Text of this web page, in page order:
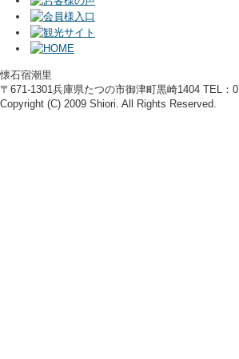
懐石宿潮里
〒671-1301兵庫県たつの市御津町黒崎1404 TEL：
Copyright (C) 2009 Shiori. All Rights Reserved.